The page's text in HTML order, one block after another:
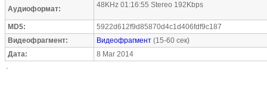
Аудиоформат: 48KHz 01:16:55 Stereo 192Kbps
MD5:
5922d612f9d85870d4c1d406fdf9c187
Видеофрагмент:
Видеофрагмент (15-60 сек)
Дата:
8 Mar 2014